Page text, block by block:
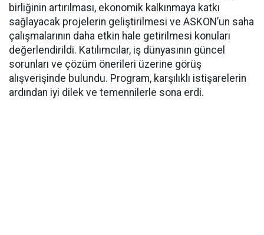
birliğinin artırılması, ekonomik kalkınmaya katkı
sağlayacak projelerin geliştirilmesi ve ASKON’un saha
çalışmalarının daha etkin hale getirilmesi konuları
değerlendirildi. Katılımcılar, iş dünyasının güncel
sorunları ve çözüm önerileri üzerine görüş
alışverişinde bulundu. Program, karşılıklı istişarelerin
ardından iyi dilek ve temennilerle sona erdi.